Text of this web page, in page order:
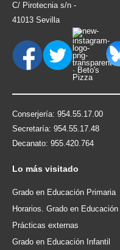
C/ Pirotecnia s/n -
41013 Sevilla
Conserjería: 954.55.17.00
Secretaría: 954.55.17.48
Decanato: 955.420.764
Lo más visitado
Grado en Educación Primaria
Horarios. Grado en
Prácticas externas
Grado en Educación Infantil